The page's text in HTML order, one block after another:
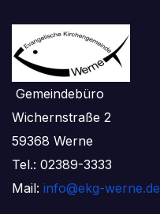
Gemeindebüro
Wichernstraße 2
59368 Werne
Tel.: 02389-3333
Mail: info@ekg-werne.de